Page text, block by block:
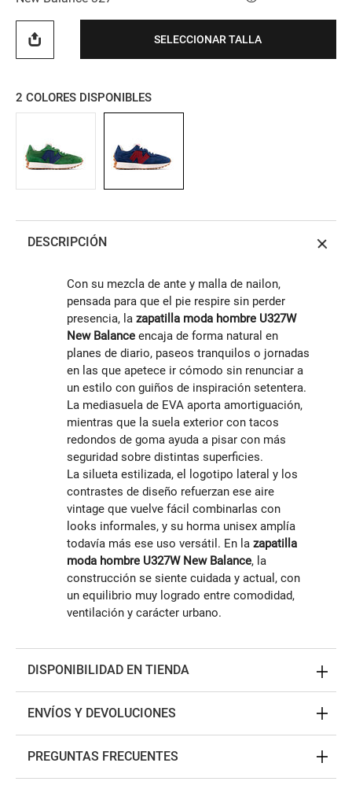
SELECCIONAR TALLA
2 COLORES DISPONIBLES
DESCRIPCIÓN
Con su mezcla de ante y malla de nailon,
pensada para que el pie respire sin perder
presencia, la zapatilla moda hombre U327W
New Balance encaja de forma natural en
planes de diario, paseos tranquilos o jornadas
en las que apetece ir cómodo sin renunciar a
un estilo con guiños de inspiración setentera.
La mediasuela de EVA aporta amortiguación,
mientras que la suela exterior con tacos
redondos de goma ayuda a pisar con más
seguridad sobre distintas superficies.
La silueta estilizada, el logotipo lateral y los
contrastes de diseño refuerzan ese aire
vintage que vuelve fácil combinarlas con
looks informales, y su horma unisex amplía
todavía más ese uso versátil. En la zapatilla
moda hombre U327W New Balance, la
construcción se siente cuidada y actual, con
un equilibrio muy logrado entre comodidad,
ventilación y carácter urbano.
DISPONIBILIDAD EN TIENDA
ENVÍOS Y DEVOLUCIONES
PREGUNTAS FRECUENTES